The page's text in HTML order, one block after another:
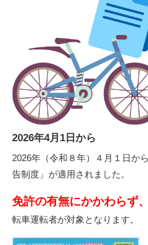
2026年4月1日から
2026年（令和８年）４月１日か
告制度」が適用されました。
免許の有無にかかわらず
転車運転者が対象となります。